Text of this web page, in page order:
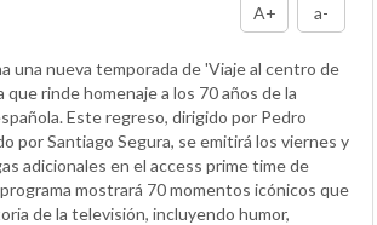
A+ a-
una nueva temporada de 'Viaje al centro de
que rinde homenaje a los 70 años de la
Este regreso, dirigido por Pedro
por Santiago Segura, se emitirá los viernes y
adicionales en el access prime time de
mostrará 70 momentos icónicos que
de la televisión, incluyendo humor,